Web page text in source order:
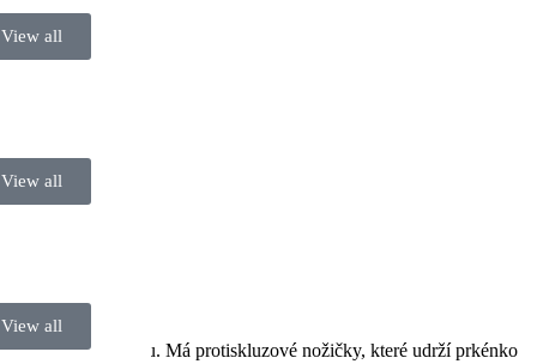
View all
View all
View all
pracovní plochu. Má protiskluzové nožičky, které udrží prkénko